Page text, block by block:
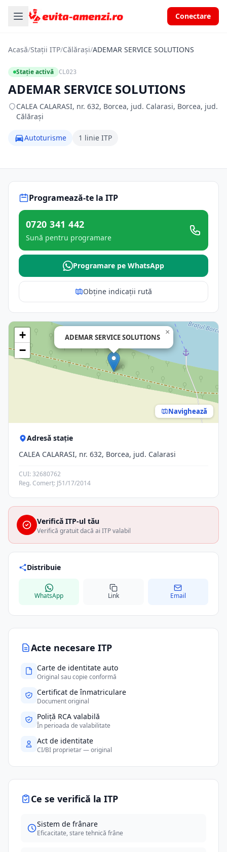
Conectare
Acasă/Stații ITP/Călărași/ADEMAR SERVICE SOLUTIONS
Stație activă CL023
ADEMAR SERVICE SOLUTIONS
CALEA CALARASI, nr. 632, Borcea, jud. Calarasi, Borcea, jud.
Călărași
Autoturisme 1 linie ITP
Acte necesare ITP
Carte de identitate auto
Original sau copie conformă
Certificat de înmatriculare
Document original
Poliță RCA valabilă
În perioada de valabilitate
Act de identitate
CI/BI proprietar — original
Ce se verifică la ITP
Sistem de frânare
Eficacitate, stare tehnică frâne
Programează-te la ITP
0720 341 442
Sună pentru programare
Programare pe WhatsApp
Obține indicații rută
ADEMAR SERVICE SOLUTIONS
×
+
−
Navighează
Adresă stație
CALEA CALARASI, nr. 632, Borcea, jud. Calarasi
CUI: 32680762
Reg. Comerț: J51/17/2014
Verifică ITP-ul tău
Verifică gratuit dacă ai ITP valabil
Distribuie
WhatsApp Link Email